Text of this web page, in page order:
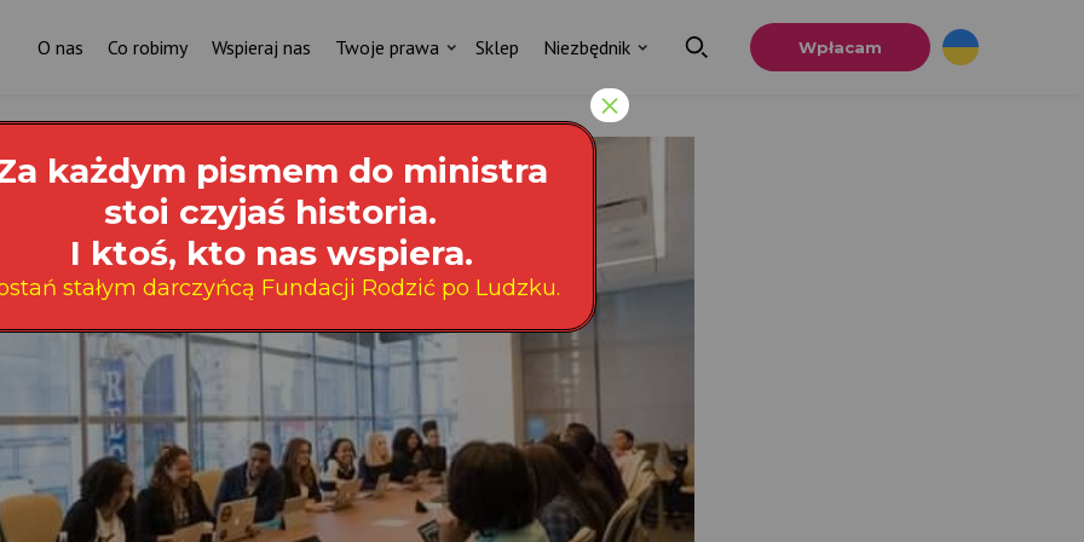
O nas Co robimy Wspieraj nas Twoje prawa Sklep Niezbędnik Wpłacam
każdym pismem do ministra
stoi czyjaś historia.
I ktoś, kto nas wspiera.
stałym darczyńcą Fundacji Rodzić po Ludzku.
×